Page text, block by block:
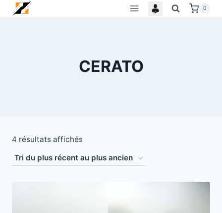
Skip
0
CERATO
4 résultats affichésTrié
du
plus